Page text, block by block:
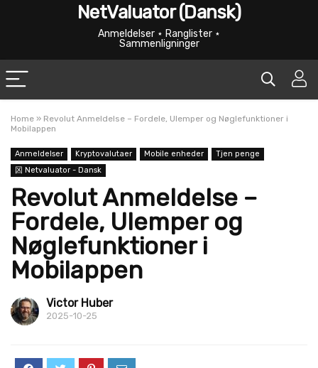
NetValuator (Dansk)
Anmeldelser ⋆ Ranglister ⋆
Sammenligninger
Home » Revolut Anmeldelse – Fordele, Ulemper og Nøglefunktioner i
Mobilappen
Anmeldelser Kryptovalutaer Mobile enheder
Tjen penge
龱 Netvaluator - Dansk
Revolut Anmeldelse –
Fordele, Ulemper og
Nøglefunktioner i
Mobilappen
Victor Huber
2025-10-25